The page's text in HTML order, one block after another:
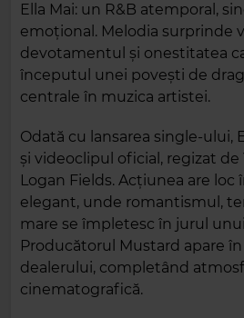
Ella Mai: un R&B atemporal,
emoțional. Melodia surprinde
devotamentul și onestitatea
începutul unei povești de
centrale în muzica artistei.
Odată cu lansarea single-ului,
și videoclipul oficial, regizat de
Logan Fields. Acțiunea are loc
elegant, unde romantismul,
mare se împletesc în jurul
Producătorul Mustard apare în
dealerului, completând
cinematografică.